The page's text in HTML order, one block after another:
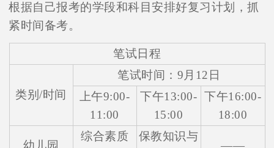
根据自己报考的学段和科目安排好复习计划，抓
紧时间备考。
笔试日程
类别/时间
笔试时间：9月12日
上午9:00-
11:00
下午13:00-
15:00
下午16:00-
18:00
幼儿园
综合素质
保教知识与
——